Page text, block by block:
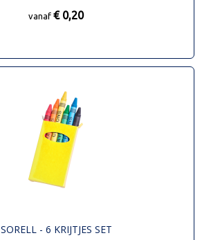
vanaf € 0,20
SORELL - 6 KRIJTJES SET